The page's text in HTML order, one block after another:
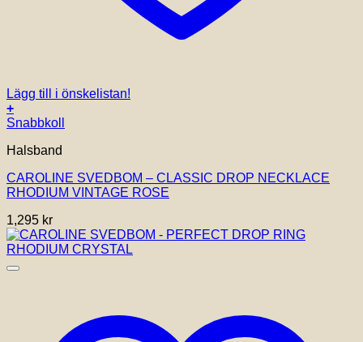
Lägg till i önskelistan!
+
Snabbkoll
Halsband
CAROLINE SVEDBOM – CLASSIC DROP NECKLACE
RHODIUM VINTAGE ROSE
1,295 kr